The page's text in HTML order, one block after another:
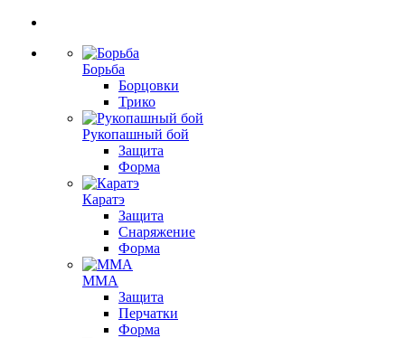
Борьба
Борцовки
Трико
Рукопашный бой
Защита
Форма
Каратэ
Защита
Снаряжение
Форма
ММА
Защита
Перчатки
Форма